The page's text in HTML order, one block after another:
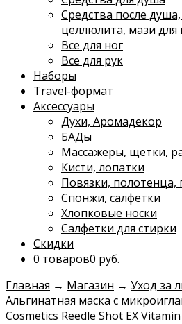
Средства после
целлюлита, мази
Все для ног
Все для рук
Наборы
Travel-формат
Аксессуары
Духи, Аромадекор
БАДы
Массажеры, щетки,
Кисти, лопатки
Повязки, полотенца,
Спонжи, салфетки
Хлопковые носки
Салфетки для стирки
Скидки
0 товаров0 руб.
Главная → Магазин → Уход за
Альгинатная маска с
Cosmetics Reedle Shot EX